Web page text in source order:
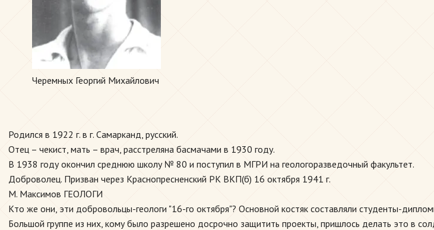
Черемных Георгий Михайлович
Родился в 1922 г. в г. Самарканд, русский.
Отец – чекист, мать – врач, расстреляна басмачами в 1930 году.
В 1938 году окончил среднюю школу № 80 и поступил в МГРИ на геологоразведочный факультет.
Доброволец. Призван через Краснопресненский РК ВКП(б) 16 октября 1941 г.
М. Максимов ГЕОЛОГИ
Кто же они, эти добровольцы-геологи "16-го октября"? Основной костяк составляли студенты-
Большой группе из них, кому было разрешено досрочно защитить проекты, пришлось делать это в